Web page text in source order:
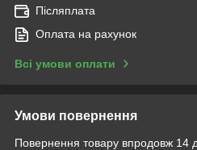
Післяплата
Оплата на рахунок
Всі умови оплати
Умови повернення
Повернення товару впродовж 14